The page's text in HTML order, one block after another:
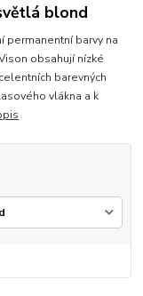
blond
permanentní barvy na
obsahují nízké
barevných
vlákna a k